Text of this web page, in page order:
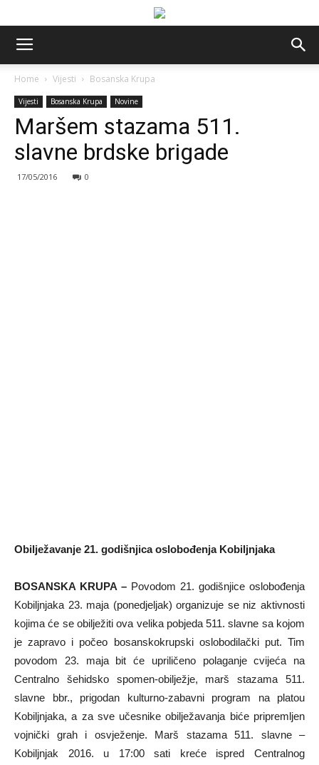
Home Vijesti Bosanska Krupa
Vijesti Bosanska Krupa Novine
Maršem stazama 511.
slavne brdske brigade
17/05/2016 0
Obilježavanje 21. godišnjica oslobođenja Kobiljnjaka
BOSANSKA KRUPA – Povodom 21. godišnjice oslobođenja
Kobiljnjaka 23. maja (ponedjeljak) organizuje se niz aktivnosti
kojima će se obilježiti ova velika pobjeda 511. slavne sa kojom
je zapravo i počeo bosanskokrupski oslobodilački put. Tim
povodom 23. maja bit će upriličeno polaganje cvijeća na
Centralno šehidsko spomen-obilježje, marš stazama 511.
slavne bbr., prigodan kulturno-zabavni program na platou
Kobiljnjaka, a za sve učesnike obilježavanja biće pripremljen
vojnički grah i osvježenje. Marš stazama 511. slavne –
Kobiljnjak 2016. u 17:00 sati kreće ispred Centralnog